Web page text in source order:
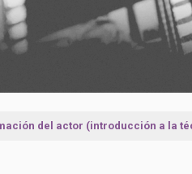
del actor (introducción a la